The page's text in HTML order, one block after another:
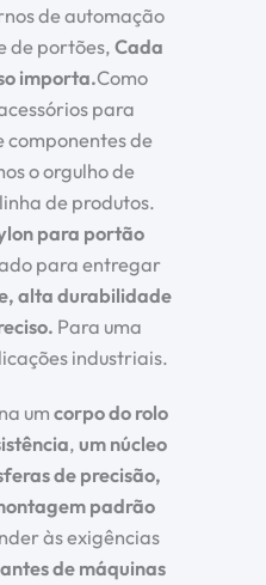
de automação
de portões,Cada
importa.Como
para
de
o orgulho de
de produtos.
para portão
para entregar
alta durabilidade
Para uma
industriais.
um corpo do rolo
, um núcleo
de precisão,
padrão
às exigências
de máquinas